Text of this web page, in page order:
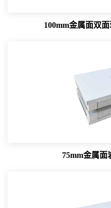
100mm金属面双
75mm金属面